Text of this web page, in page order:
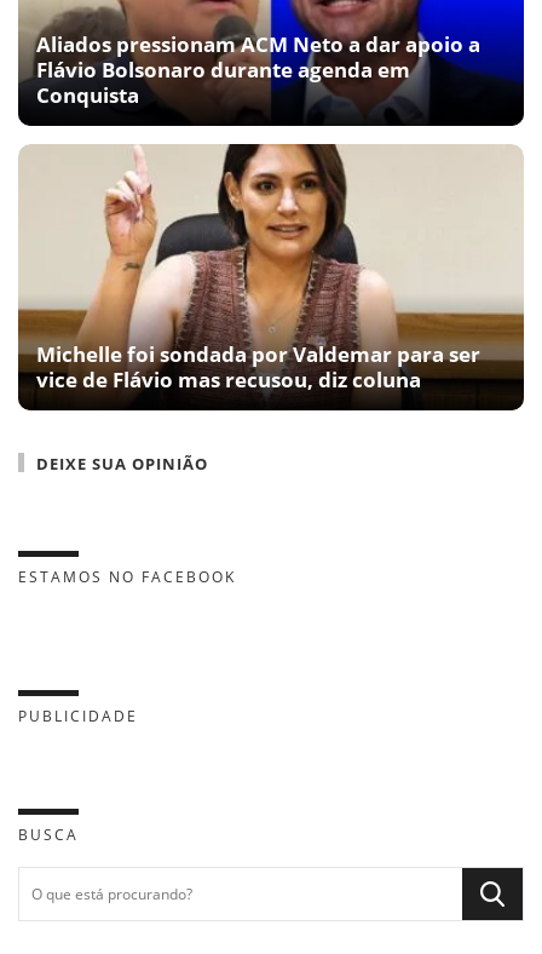
Aliados pressionam ACM Neto a dar apoio a
Flávio Bolsonaro durante agenda em
Conquista
Michelle foi sondada por Valdemar para ser
vice de Flávio mas recusou, diz coluna
DEIXE SUA OPINIÃO
ESTAMOS NO FACEBOOK
PUBLICIDADE
BUSCA